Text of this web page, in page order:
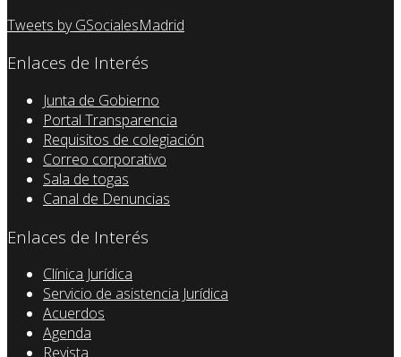
Tweets by GSocialesMadrid
Enlaces de Interés
Junta de Gobierno
Portal Transparencia
Requisitos de colegiación
Correo corporativo
Sala de togas
Canal de Denuncias
Enlaces de Interés
Clínica Jurídica
Servicio de asistencia Jurídica
Acuerdos
Agenda
Revista